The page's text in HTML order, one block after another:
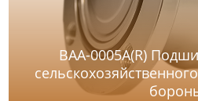
BAA-0005A(R)